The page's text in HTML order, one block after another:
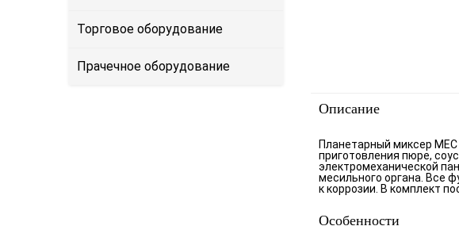
Торговое оборудование
Прачечное оборудование
Описание
Планетарный миксер
приготовления пюре,
электромеханической
месильного органа. Все
к коррозии. В комплект
Особенности